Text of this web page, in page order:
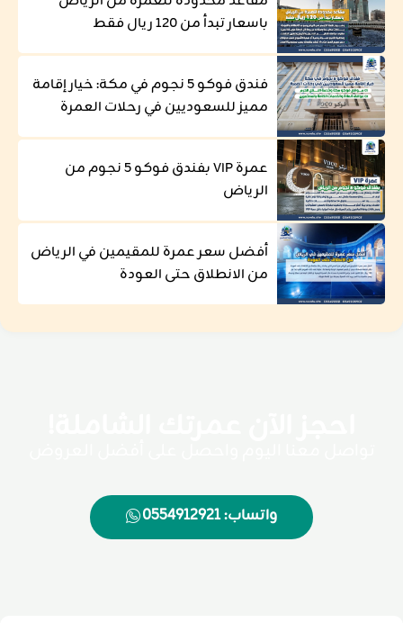
باسعار تبدأ من 120 ريال فقط
فندق فوكو 5 نجوم في مكة: خيار إقامة
مميز للسعوديين في رحلات العمرة
عمرة VIP بفندق فوكو 5 نجوم من
الرياض
أفضل سعر عمرة للمقيمين في الرياض
من الانطلاق حتى العودة
واتساب: 0554912921